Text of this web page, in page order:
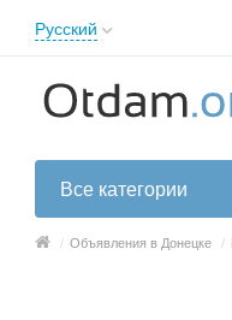
Русский
English
Русский
Українська
Все категории
/ Объявления в Донецке /